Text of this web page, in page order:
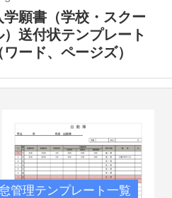
学願書（学校・スクー
）送付状テンプレート
ワード、ページズ）
管理テンプレート一覧